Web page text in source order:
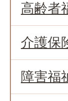
高齢者
介護保
障害福